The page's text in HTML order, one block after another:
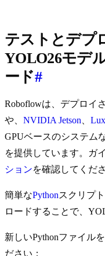
テストとデプ
YOLO26モデ
ード#
Roboflowは、デプロイ
や、 NVIDIA Jetson
GPUベースのシステム
を提供しています。ガ
ションを確認してくださ
簡単なPythonスクリプ
ロードすることで、
新しいPythonファイル
ださい：